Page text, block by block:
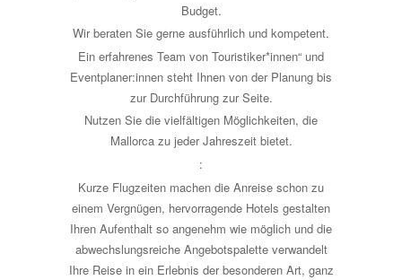
Budget.
Wir beraten Sie gerne ausführlich und kompetent.
Ein erfahrenes Team von Touristiker*innen“ und
Eventplaner:innen steht Ihnen von der Planung bis
zur Durchführung zur Seite.
Nutzen Sie die vielfältigen Möglichkeiten, die
Mallorca zu jeder Jahreszeit bietet.
:
Kurze Flugzeiten machen die Anreise schon zu
einem Vergnügen, hervorragende Hotels gestalten
Ihren Aufenthalt so angenehm wie möglich und die
abwechslungsreiche Angebotspalette verwandelt
Ihre Reise in ein Erlebnis der besonderen Art, ganz